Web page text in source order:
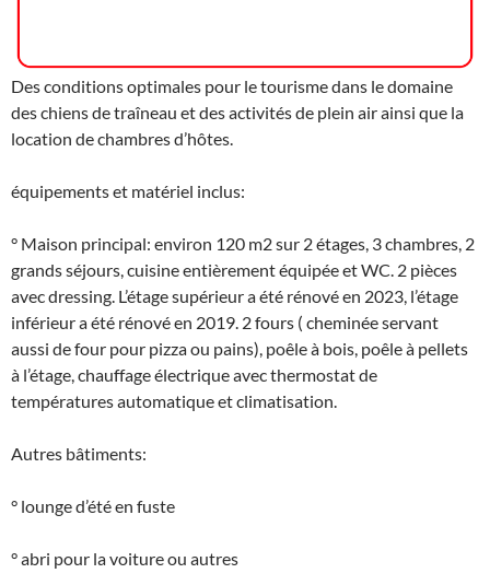
Des conditions optimales pour le tourisme dans le domaine
des chiens de traîneau et des activités de plein air ainsi que la
location de chambres d’hôtes.
équipements et matériel inclus:
° Maison principal: environ 120 m2 sur 2 étages, 3 chambres, 2
grands séjours, cuisine entièrement équipée et WC. 2 pièces
avec dressing. L’étage supérieur a été rénové en 2023, l’étage
inférieur a été rénové en 2019. 2 fours ( cheminée servant
aussi de four pour pizza ou pains), poêle à bois, poêle à pellets
à l’étage, chauffage électrique avec thermostat de
températures automatique et climatisation.
Autres bâtiments:
° lounge d’été en fuste
° abri pour la voiture ou autres